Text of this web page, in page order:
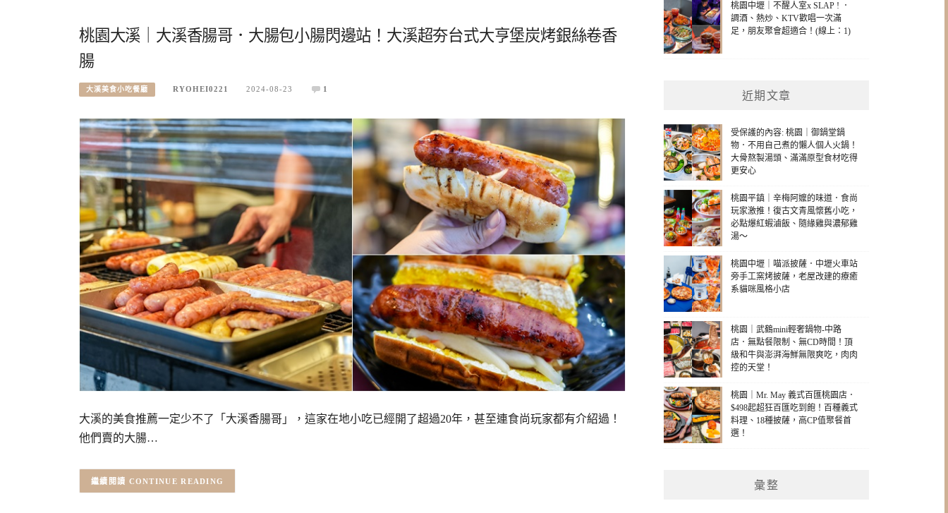
桃園大溪｜大溪香腸哥．大腸包小腸閃邊站！大溪超夯台式大亨堡炭烤銀絲卷香
腸
大溪美食小吃餐廳 RYOHEI0221 2024-08-23 1
大溪的美食推薦一定少不了「大溪香腸哥」，這家在地小吃已經開了超過20年，甚至連食尚玩家都有介紹過！
他們賣的大腸…
CONTINUE READING
桃園中壢｜不醒人室x SLAP ! ．
調酒、熱炒、KTV歡唱一次滿
足，朋友聚會超適合！(線上：1)
近期文章
受保護的內容: 桃園｜御鍋堂鍋
物．不用自己煮的懶人個人火鍋！
大骨熬製湯頭、滿滿原型食材吃得
更安心
桃園平鎮｜辛梅阿嬤的味道．食尚
玩家激推！復古文青風懷舊小吃，
必點爆紅蝦滷飯、隨緣雞與濃郁雞
湯～
桃園中壢｜喵派披薩．中壢火車站
旁手工窯烤披薩，老屋改建的療癒
系貓咪風格小店
桃園｜武鶴mini輕奢鍋物-中路
店．無點餐限制、無CD時間！頂
級和牛與澎湃海鮮無限爽吃，肉肉
控的天堂！
桃園｜Mr. May 義式百匯桃園店．
$498起超狂百匯吃到飽！百種義式
料理、18種披薩，高CP值聚餐首
選！
彙整